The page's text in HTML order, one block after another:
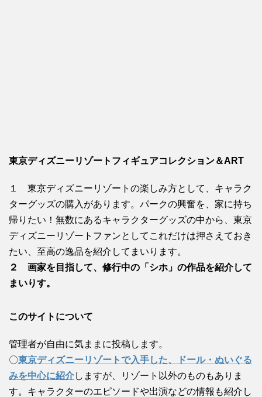
東京ディズニーリゾートフィギュアコレクション＆ART
１ 東京ディズニーリゾートの楽しみ方として、キャラク
ターグッズの購入があります。パークの興奮を、家に持ち
帰りたい！無数にあるキャラクターグッズの中から、東京
ディズニーリゾートファンとしてこれだけは押さえておき
たい、至高の逸品を紹介してまいります。
２ 画家を目指して、修行中の「シホ」の作品を紹介して
まいりす。
このサイトについて
管理者が自由に気ままに投稿します。
〇東京ディズニーリゾートで入手した、ドール・ぬいぐる
みを中心に紹介しますが、リゾート以外のものもありま
す。キャラクターのエピソードや出演などの情報も紹介し